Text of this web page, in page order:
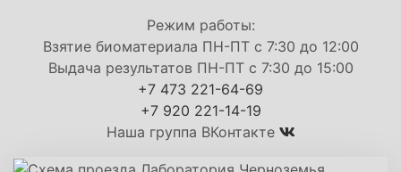
Режим работы:
Взятие биоматериала ПН-ПТ с 7:30 до 12:00
Выдача результатов ПН-ПТ с 7:30 до 15:00
+7 473 221-64-69
+7 920 221-14-19
Наша группа ВКонтакте